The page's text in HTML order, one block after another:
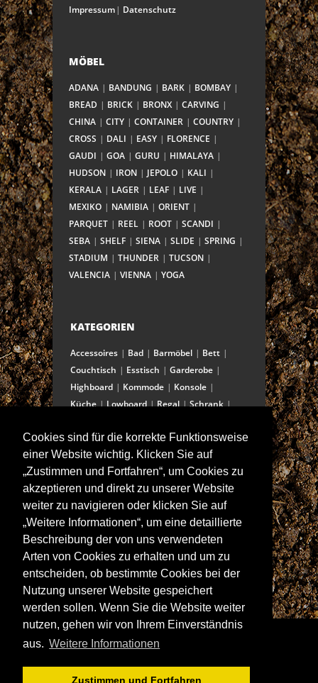
Cookies sind für die korrekte Funktionsweise
einer Website wichtig. Klicken Sie auf
„Zustimmen und Fortfahren“, um Cookies zu
akzeptieren und direkt zu unserer Website
weiter zu navigieren oder klicken Sie auf
„Weitere Informationen“, um eine detaillierte
Beschreibung der von uns verwendeten
Arten von Cookies zu erhalten und um zu
entscheiden, ob bestimmte Cookies bei der
Nutzung unserer Website gespeichert
werden sollen. Wenn Sie die Website weiter
nutzen, gehen wir von Ihrem Einverständnis
aus. Weitere Informationen
Zustimmen und Fortfahren
Impressum
Datenschutz
MÖBEL
ADANA BANDUNG BARK
BOMBAY
BREAD
BRICK BRONX
CARVING
CHINA
CITY CONTAINER
COUNTRY
CROSS
DALI EASY
FLORENCE
GAUDI
GOA GURU
HIMALAYA
HUDSON
IRON JEPOLO
KALI
KERALA
LAGER LEAF
LIVE
MEXIKO
NAMIBIA
ORIENT
PARQUET
REEL ROOT
SCANDI
SEBA
SHELF SIENA SLIDE
SPRING
STADIUM
THUNDER
TUCSON
VALENCIA
VIENNA YOGA
KATEGORIEN
Accessoires Bad Barmöbel
Bett
Couchtisch
Esstisch
Garderobe
Highboard
Kommode
Konsole
Küche
Lowboard Regal
Schrank
Stuhl/Bank
Truhe
Vitrine
Wohnwand
ANSCHRIFT
Spitalstraße 15
D-97421 Schweinfurt
Tel +49-9721 60555-60
Fax +49-9721 60555-99
E-Mail: info@wolf-moebel.de